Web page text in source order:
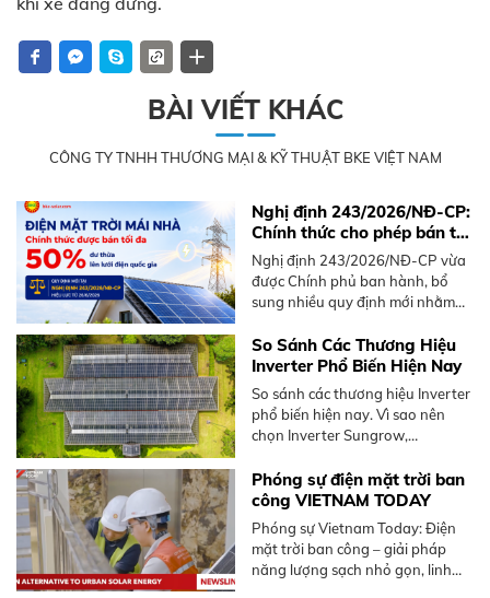
BÀI VIẾT KHÁC
CÔNG TY TNHH THƯƠNG MẠI & KỸ THUẬT BKE VIỆT NAM
Nghị định 243/2026/NĐ-CP:
Chính thức cho phép bán tối
đa 50% điện mặt trời mái
nhà dư thừa
Nghị định 243/2026/NĐ-CP vừa
được Chính phủ ban hành, bổ
sung nhiều quy định mới nhằm
mái nhà, nổi bật là cơ chế bán
điện dư lên lưới.
So Sánh Các Thương Hiệu
Inverter Phổ Biến Hiện Nay
So sánh các thương hiệu Inverter
phổ biến hiện nay. Vì sao nên
chọn Inverter Sungrow,
từ BKE Solar.
Phóng sự điện mặt trời ban
công VIETNAM TODAY
Phóng sự Vietnam Today: Điện
mặt trời ban công – giải pháp
năng lượng sạch nhỏ gọn, linh